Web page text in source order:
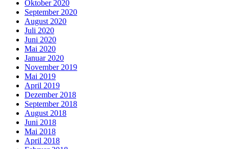
Oktober 2020
September 2020
August 2020
Juli 2020
Juni 2020
Mai 2020
Januar 2020
November 2019
Mai 2019
April 2019
Dezember 2018
September 2018
August 2018
Juni 2018
Mai 2018
April 2018